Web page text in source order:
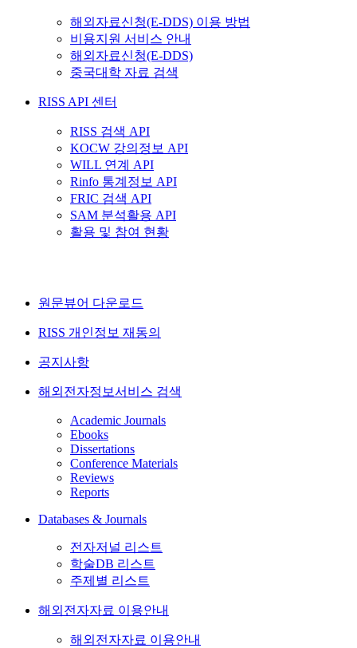
해외자료신청(E-DDS) 이용 방법
비용지원 서비스 안내
해외자료신청(E-DDS)
중국대학 자료 검색
RISS API 센터
RISS 검색 API
KOCW 강의정보 API
WILL 연계 API
Rinfo 통계정보 API
FRIC 검색 API
SAM 분석활용 API
활용 및 참여 현황
원문뷰어 다운로드
RISS 개인정보 재동의
공지사항
해외전자정보서비스 검색
Academic Journals
Ebooks
Dissertations
Conference Materials
Reviews
Reports
Databases & Journals
전자저널 리스트
학술DB 리스트
주제별 리스트
해외전자자료 이용안내
해외전자자료 이용안내